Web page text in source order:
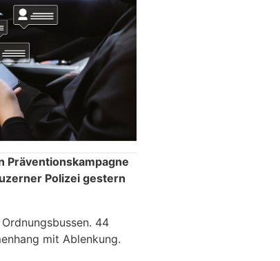
Präventionskampagne
Polizei gestern
44
mit Ablenkung.